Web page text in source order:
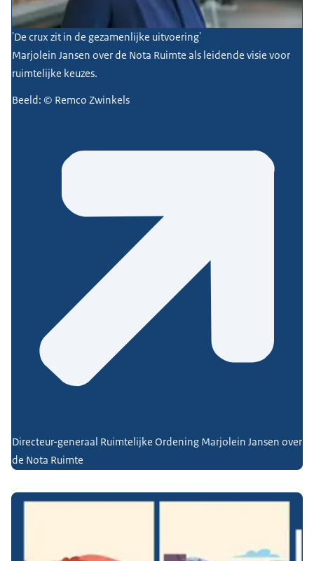
'De crux zit in de gezamenlijke uitvoering'
Marjolein Jansen over de Nota Ruimte als leidende visie voor
ruimtelijke keuzes.
Beeld: © Remco Zwinkels
Directeur-generaal Ruimtelijke Ordening Marjolein Jansen over
de Nota Ruimte